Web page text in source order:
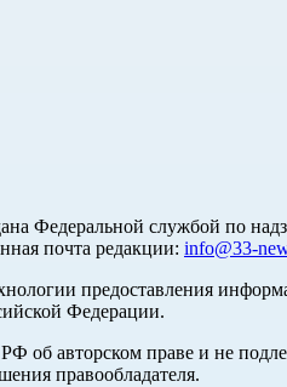
службой по
почта редакции: info@33-
предоставления
Федерации.
об авторском праве и не
правообладателя.